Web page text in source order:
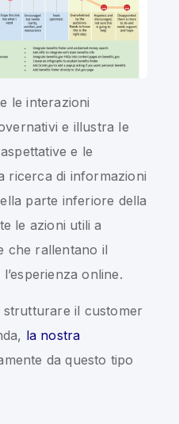
le interazioni
e illustra le
e le
ricerca di informazioni
parte inferiore della
le azioni utili a
che rallentano il
online.
strutturare il customer
la nostra
da questo tipo